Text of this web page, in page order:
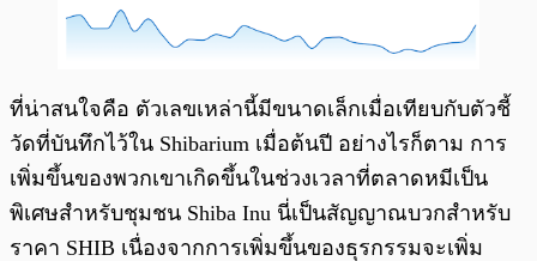
ที่น่าสนใจคือ ตัวเลขเหล่านี้มีขนาดเล็กเมื่อเทียบกับตัวชี้
วัดที่บันทึกไว้ใน Shibarium เมื่อต้นปี อย่างไรก็ตาม การ
เพิ่มขึ้นของพวกเขาเกิดขึ้นในช่วงเวลาที่ตลาดหมีเป็น
พิเศษสำหรับชุมชน Shiba Inu นี่เป็นสัญญาณบวกสำหรับ
ราคา SHIB เนื่องจากการเพิ่มขึ้นของธุรกรรมจะเพิ่ม